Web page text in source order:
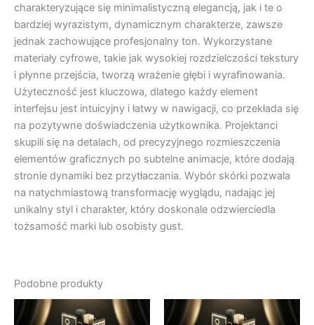
charakteryzujące się minimalistyczną elegancją, jak i te o
bardziej wyrazistym, dynamicznym charakterze, zawsze
jednak zachowujące profesjonalny ton. Wykorzystane
materiały cyfrowe, takie jak wysokiej rozdzielczości tekstury
i płynne przejścia, tworzą wrażenie głębi i wyrafinowania.
Użyteczność jest kluczowa, dlatego każdy element
interfejsu jest intuicyjny i łatwy w nawigacji, co przekłada się
na pozytywne doświadczenia użytkownika. Projektanci
skupili się na detalach, od precyzyjnego rozmieszczenia
elementów graficznych po subtelne animacje, które dodają
stronie dynamiki bez przytłaczania. Wybór skórki pozwala
na natychmiastową transformację wyglądu, nadając jej
unikalny styl i charakter, który doskonale odzwierciedla
tożsamość marki lub osobisty gust.
Podobne produkty